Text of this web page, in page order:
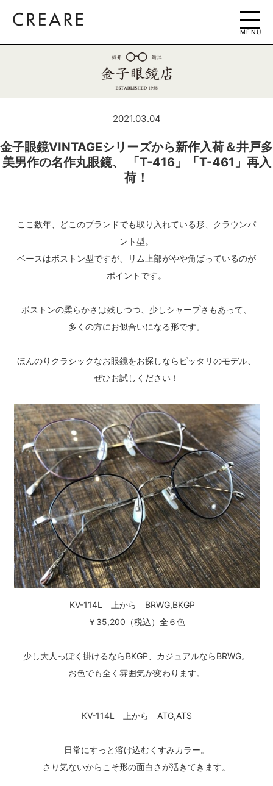
MENU
2021.03.04
金子眼鏡VINTAGEシリーズから新作入荷＆井戸多
美男作の名作丸眼鏡、 「T-416」「T-461」再入
荷！
ここ数年、どこのブランドでも取り入れている形、クラウンパ
ント型。
ベースはボストン型ですが、リム上部がやや角ばっているのが
ポイントです。
ボストンの柔らかさは残しつつ、少しシャープさもあって、
多くの方にお似合いになる形です。
ほんのりクラシックなお眼鏡をお探しならピッタリのモデル、
ぜひお試しください！
KV-114L 上から BRWG,BKGP
￥35,200（税込）全６色
少し大人っぽく掛けるならBKGP、カジュアルならBRWG。
お色でも全く雰囲気が変わります。
KV-114L 上から ATG,ATS
日常にすっと溶け込むくすみカラー。
さり気ないからこそ形の面白さが活きてきます。